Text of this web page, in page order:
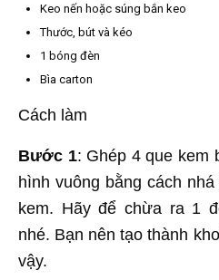
Keo nến hoặc súng bắn keo
Thước, bút và kéo
1 bóng đèn
Bìa carton
Cách làm
Bước 1: Ghép 4 que kem
hình vuông bằng cách
kem. Hãy để chừa ra 1
nhé. Bạn nên tạo thành
vậy.